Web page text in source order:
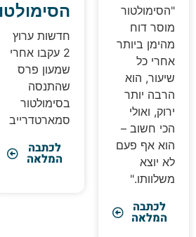
דוח
ביותר
כל
הוא
יותר
ואולי
חשוב –
אף פעם
יוצא
לכתבה
המלאה
הסימולטור
חדשות ערוץ
2 עקבו אחרי
שמעון פרס
שהתנסה
בסימולטור
סמארטדרייב
לכתבה
המלאה